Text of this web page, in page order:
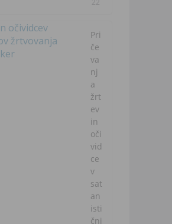
22
Pri
če
va
nj
a
žrt
ev
in
oči
vid
ce
v
sat
an
isti
čni